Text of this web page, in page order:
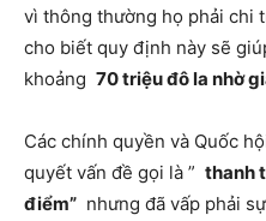
vì thông thường họ phải chi
cho biết quy định này sẽ
khoảng 70 triệu đô la nhờ
Các chính quyền và Quốc
quyết vấn đề gọi là ” thanh
điểm” nhưng đã vấp phải